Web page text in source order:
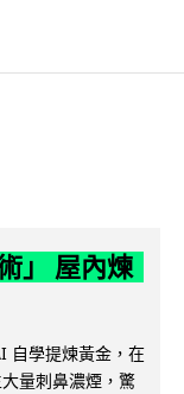
」 屋內煉
自學提煉黃金，在
量刺鼻濃煙，驚